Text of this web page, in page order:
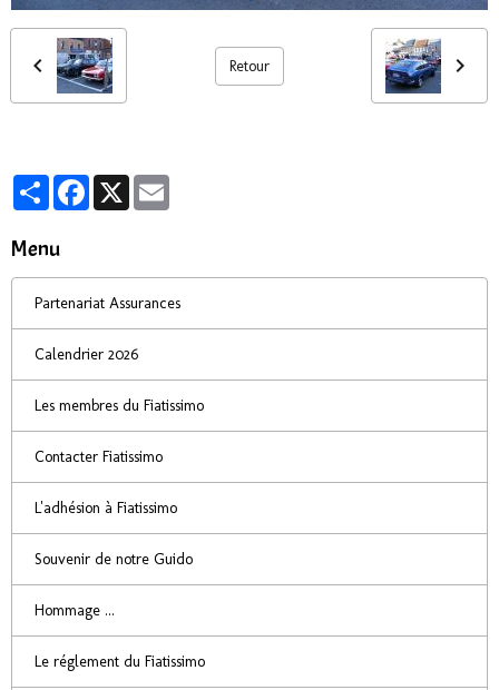
Retour
PartagerFacebook
X
Menu
Partenariat Assurances
Calendrier 2026
Les membres du Fiatissimo
Contacter Fiatissimo
L'adhésion à Fiatissimo
Souvenir de notre Guido
Hommage ...
Le réglement du Fiatissimo